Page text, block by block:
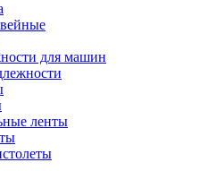
для машин
ленты